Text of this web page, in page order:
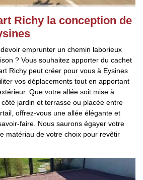
Richy la conception de
emprunter un chemin laborieux
? Vous souhaitez apporter du cachet
Richy peut créer pour vous à Eysines
vos déplacements tout en apportant
Que votre allée soit mise à
côté jardin et terrasse ou placée entre
offrez-vous une allée élégante et
faire. Nous saurons égayer votre
matériau de votre choix pour revêtir